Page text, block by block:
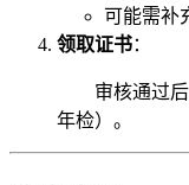
可能需补
领取证书：
审核通过
年检）。